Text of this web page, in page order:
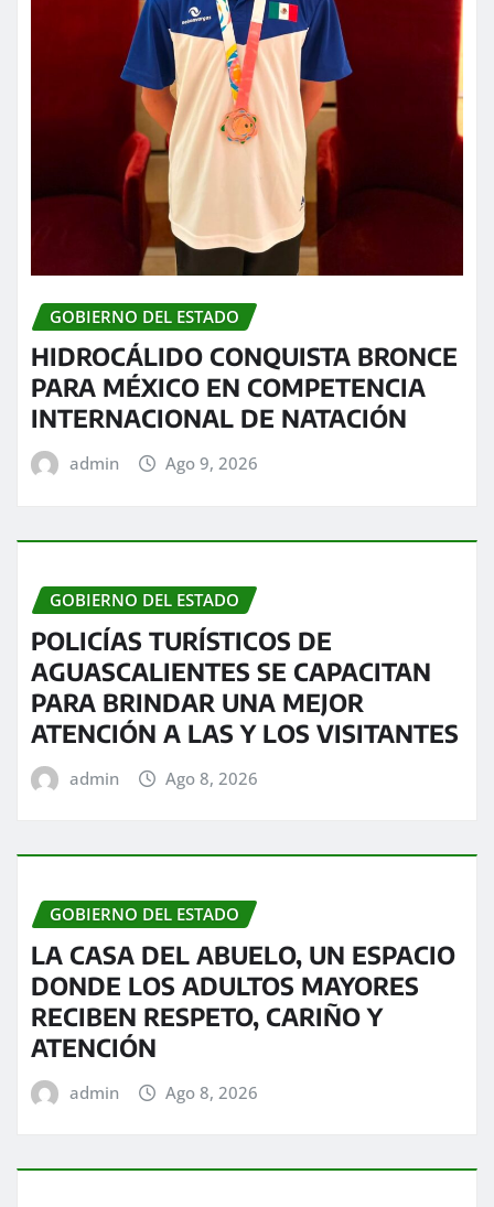
GOBIERNO DEL ESTADO
HIDROCÁLIDO CONQUISTA BRONCE
PARA MÉXICO EN COMPETENCIA
INTERNACIONAL DE NATACIÓN
admin Ago 9, 2026
GOBIERNO DEL ESTADO
POLICÍAS TURÍSTICOS DE
AGUASCALIENTES SE CAPACITAN
PARA BRINDAR UNA MEJOR
ATENCIÓN A LAS Y LOS VISITANTES
admin Ago 8, 2026
GOBIERNO DEL ESTADO
LA CASA DEL ABUELO, UN ESPACIO
DONDE LOS ADULTOS MAYORES
RECIBEN RESPETO, CARIÑO Y
ATENCIÓN
admin Ago 8, 2026